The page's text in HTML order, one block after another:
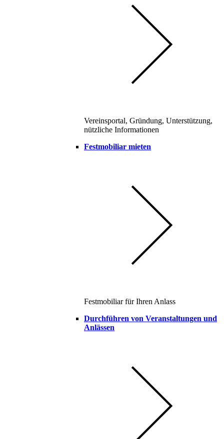
Vereinsportal, Gründung, Unterstützung,
nützliche Informationen
Festmobiliar mieten
Festmobiliar für Ihren Anlass
Durchführen von Veranstaltungen und
Anlässen